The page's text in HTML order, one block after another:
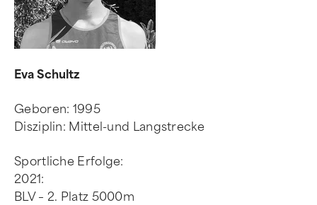
Eva Schultz
Geboren: 1995
Disziplin: Mittel-und Langstrecke
Sportliche Erfolge:
2021:
BLV – 2. Platz 5000m